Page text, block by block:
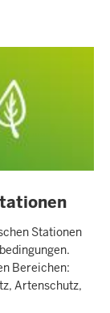
Stationen
Bereichen:
Artenschutz,